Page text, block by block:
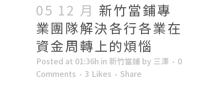
05 12 月 新竹當鋪專
業團隊解決各行各業在
資金周轉上的煩惱
Posted at 01:36h in 新竹當鋪 by 三澤
0
Comments
3 Likes
Share